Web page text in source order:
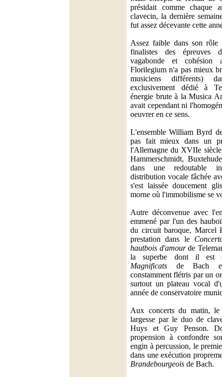
présidait comme chaque
clavecin, la dernière
fut assez décevante cette
Assez faible dans son rôle
finalistes des épreuves
vagabonde et cohésion
Florilegium n'a pas mieux
musiciens différents)
exclusivement dédié à
énergie brute à la Musica
avait cependant ni
oeuvrer en ce sens.
L'ensemble William Byrd
pas fait mieux dans un
l'Allemagne du XVIIe siècle
Hammerschmidt,
dans une redoutable
distribution vocale fâchée
s'est laissée doucement
morne où l'immobilisme se
Autre déconvenue avec
emmené par l'un des
du circuit baroque, Marcel
prestation dans le
hautbois d'amourde
la superbe dont il est
Magnificats de Bach et
constamment flétris par un
surtout un plateau vocal
année de conservatoire
Aux concerts du matin,
largesse par le duo de
Huys et Guy Penson.
propension à confondre
engin à percussion, le
dans une exécution
Brandebourgeois de Bach.